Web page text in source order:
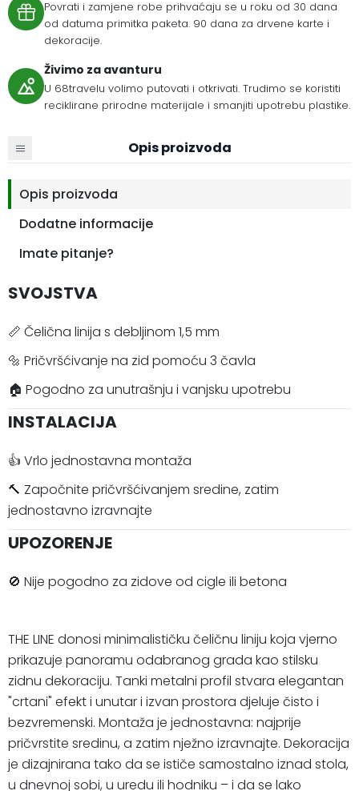
Povrati i zamjene robe prihvaćaju se u roku od 30 dana
od datuma primitka paketa. 90 dana za drvene karte i
dekoracije.
Živimo za avanturu
U 68travelu volimo putovati i otkrivati. Trudimo se koristiti
reciklirane prirodne materijale i smanjiti upotrebu plastike.
Opis proizvoda
Opis proizvoda
Dodatne informacije
Imate pitanje?
SVOJSTVA
📏 Čelična linija s debljinom 1,5 mm
🔩 Pričvršćivanje na zid pomoću 3 čavla
🏠 Pogodno za unutrašnju i vanjsku upotrebu
INSTALACIJA
👍 Vrlo jednostavna montaža
🔨 Započnite pričvršćivanjem sredine, zatim
jednostavno izravnajte
UPOZORENJE
🚫 Nije pogodno za zidove od cigle ili betona
THE LINE donosi minimalističku čeličnu liniju koja vjerno
prikazuje panoramu odabranog grada kao stilsku
zidnu dekoraciju. Tanki metalni profil stvara elegantan
"crtani" efekt i unutar i izvan prostora djeluje čisto i
bezvremenski. Montaža je jednostavna: najprije
pričvrstite sredinu, a zatim nježno izravnajte. Dekoracija
je dizajnirana tako da se ističe samostalno iznad stola,
u dnevnoj sobi, u uredu ili hodniku – i da se lako